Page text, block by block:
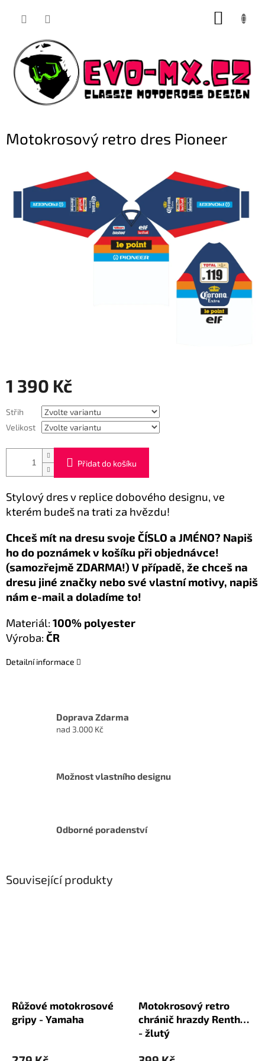
Motokrosový retro dres Pioneer
1 390 Kč
cena:
Střih
Velikost
Přidat do košíku
Stylový dres v replice dobového designu, ve
kterém budeš na trati za hvězdu!
Chceš mít na dresu svoje ČÍSLO a JMÉNO? Napiš
ho do poznámek v košíku při objednávce!
(samozřejmě ZDARMA!) V případě, že chceš na
dresu jiné značky nebo své vlastní motivy, napiš
nám e-mail a doladíme to!
Materiál: 100% polyester
Výroba: ČR
Detailní informace
Doprava Zdarma
nad 3.000 Kč
Možnost vlastního designu
Odborné poradenství
Související produkty
Růžové motokrosové
gripy - Yamaha
Motokrosový retro
chránič hrazdy Renthal
- žlutý